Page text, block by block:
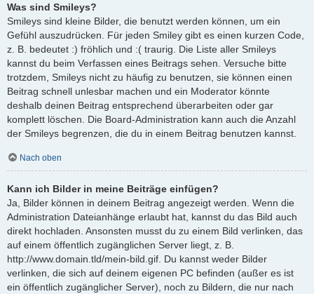
Was sind Smileys?
Smileys sind kleine Bilder, die benutzt werden können, um ein
Gefühl auszudrücken. Für jeden Smiley gibt es einen kurzen Code,
z. B. bedeutet :) fröhlich und :( traurig. Die Liste aller Smileys
kannst du beim Verfassen eines Beitrags sehen. Versuche bitte
trotzdem, Smileys nicht zu häufig zu benutzen, sie können einen
Beitrag schnell unlesbar machen und ein Moderator könnte
deshalb deinen Beitrag entsprechend überarbeiten oder gar
komplett löschen. Die Board-Administration kann auch die Anzahl
der Smileys begrenzen, die du in einem Beitrag benutzen kannst.
Nach oben
Kann ich Bilder in meine Beiträge einfügen?
Ja, Bilder können in deinem Beitrag angezeigt werden. Wenn die
Administration Dateianhänge erlaubt hat, kannst du das Bild auch
direkt hochladen. Ansonsten musst du zu einem Bild verlinken, das
auf einem öffentlich zugänglichen Server liegt, z. B.
http://www.domain.tld/mein-bild.gif. Du kannst weder Bilder
verlinken, die sich auf deinem eigenen PC befinden (außer es ist
ein öffentlich zugänglicher Server), noch zu Bildern, die nur nach